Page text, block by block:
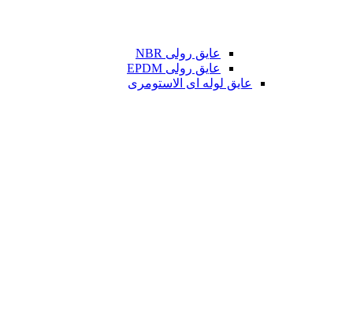
عایق رولی NBR
عایق رولی EPDM
عایق لوله ای الاستومری